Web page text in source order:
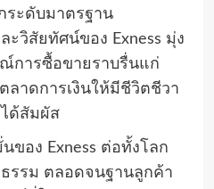
ระดับมาตรฐาน
ะวิสัยทัศน์ของ Exness มุ่ง
การซื้อขายราบรื่นแก่
ลาดการเงินให้มีชีวิตชีวา
ด้สัมผัส
ของ Exness ต่อทั้งโลก
รรม ตลอดจนฐานลูกค้า